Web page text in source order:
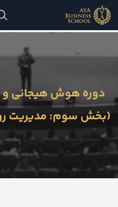
دوره هوش هیجانی
(بخش سوم: مدیریت